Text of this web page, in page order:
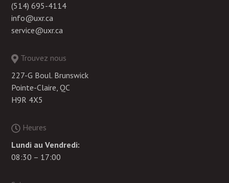
(514) 695-4114
info@uxr.ca
service@uxr.ca
Trouvez nous
227-G Boul. Brunswick
Pointe-Claire, QC
H9R 4X5
Heures
Lundi au Vendredi:
08:30 – 17:00